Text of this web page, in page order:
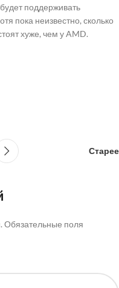
поддерживать
пока неизвестно, сколько
хуже, чем у AMD.
Старее
Обязательные поля